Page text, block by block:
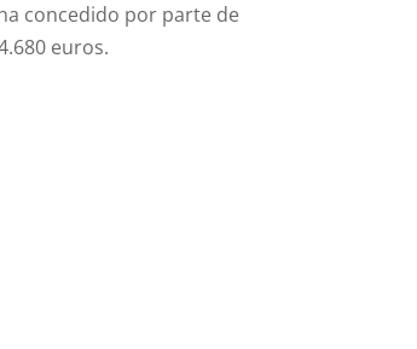
concedido por parte de
euros.